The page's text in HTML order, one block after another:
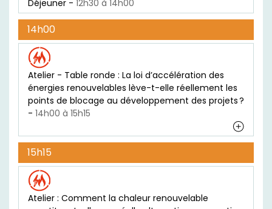
Déjeuner - 12h30 à 14h00
14h00
Atelier - Table ronde : La loi d’accélération des
énergies renouvelables lève-t-elle réellement les
points de blocage au développement des projets ?
-
14h00 à 15h15
15h15
Atelier : Comment la chaleur renouvelable